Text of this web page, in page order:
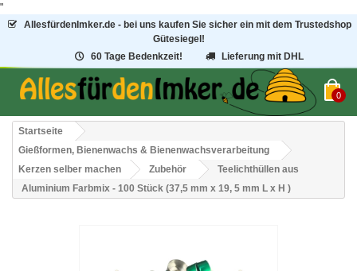
"
AllesfürdenImker.de - bei uns kaufen Sie sicher ein mit dem Trustedshop
Gütesiegel!
60 Tage Bedenkzeit!
Lieferung mit DHL
0
Startseite
Gießformen, Bienenwachs & Bienenwachsverarbeitung
Kerzen selber machen
Zubehör
Teelichthüllen aus
Aluminium Farbmix - 100 Stück (37,5 mm x 19, 5 mm L x H )